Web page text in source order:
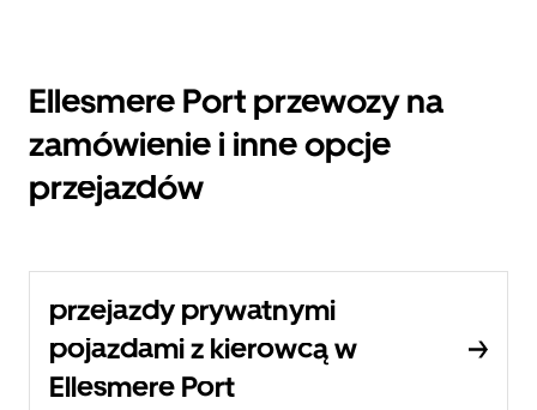
Ellesmere Port przewozy na
zamówienie i inne opcje
przejazdów
przejazdy prywatnymi
pojazdami z kierowcą w
Ellesmere Port